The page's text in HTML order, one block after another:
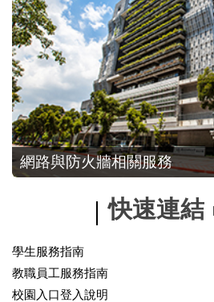
網路與防火牆相關服務
快速連結
學生服務指南
教職員工服務指南
校園入口登入說明